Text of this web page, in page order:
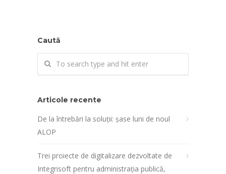
Caută
Articole recente
De la întrebări la soluții: șase luni de noul
ALOP
Trei proiecte de digitalizare dezvoltate de
Integrisoft pentru administrația publică,